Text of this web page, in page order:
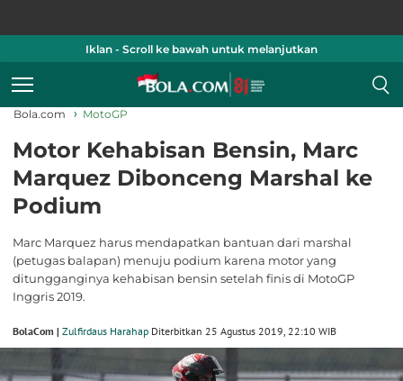
Iklan - Scroll ke bawah untuk melanjutkan
Bola.com MotoGP
Motor Kehabisan Bensin, Marc
Marquez Dibonceng Marshal ke
Podium
Marc Marquez harus mendapatkan bantuan dari marshal
(petugas balapan) menuju podium karena motor yang
ditungganginya kehabisan bensin setelah finis di MotoGP
Inggris 2019.
BolaCom | Zulfirdaus Harahap Diterbitkan 25 Agustus 2019, 22:10 WIB